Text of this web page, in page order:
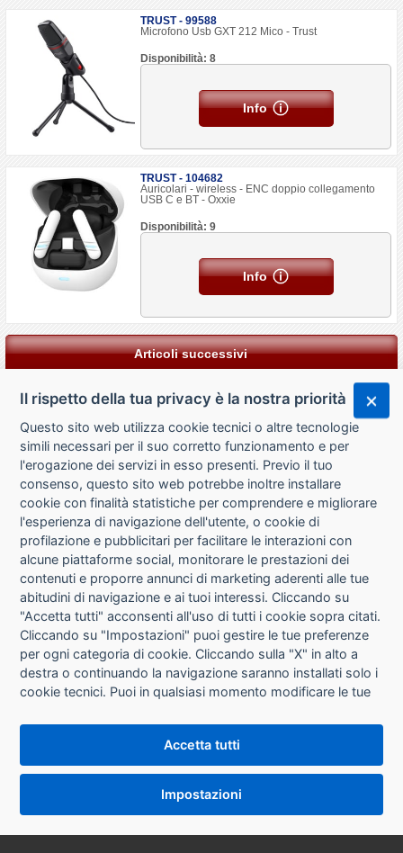
TRUST - 99588
Microfono Usb GXT 212 Mico - Trust
Disponibilità: 8
Info
TRUST - 104682
Auricolari - wireless - ENC doppio collegamento
USB C e BT - Oxxie
Disponibilità: 9
Info
Articoli successivi
CHI SIAMO
CONTATTI
CONDIZIONI DI VENDITA
RICHIESTA RECESSO
PRIVACY
Il rispetto della tua privacy è la nostra priorità
Questo sito web utilizza cookie tecnici o altre tecnologie
simili necessari per il suo corretto funzionamento e per
l'erogazione dei servizi in esso presenti. Previo il tuo
consenso, questo sito web potrebbe inoltre installare
cookie con finalità statistiche per comprendere e migliorare
l'esperienza di navigazione dell'utente, o cookie di
profilazione e pubblicitari per facilitare le interazioni con
alcune piattaforme social, monitorare le prestazioni dei
contenuti e proporre annunci di marketing aderenti alle tue
abitudini di navigazione e ai tuoi interessi. Cliccando su
"Accetta tutti" acconsenti all'uso di tutti i cookie sopra citati.
Cliccando su "Impostazioni" puoi gestire le tue preferenze
per ogni categoria di cookie. Cliccando sulla "X" in alto a
destra o continuando la navigazione saranno installati solo i
cookie tecnici. Puoi in qualsiasi momento modificare le tue
che si trova in fondo alle pagine del sito. Per maggiori
informazioni consulta la nostraInformativa sui cookie
Accetta tutti
Impostazioni